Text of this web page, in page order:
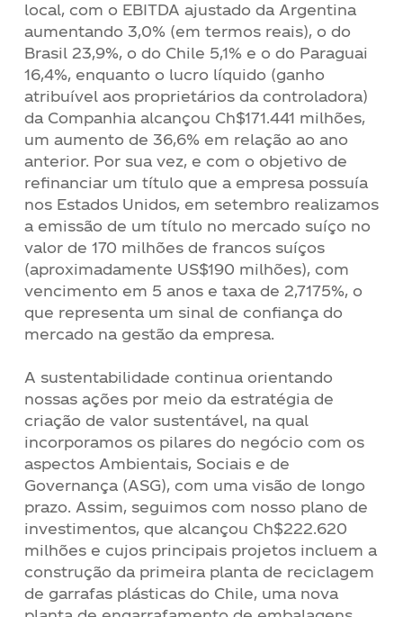
local, com o EBITDA ajustado da Argentina
aumentando 3,0% (em termos reais), o do
Brasil 23,9%, o do Chile 5,1% e o do Paraguai
16,4%, enquanto o lucro líquido (ganho
atribuível aos proprietários da controladora)
da Companhia alcançou Ch$171.441 milhões,
um aumento de 36,6% em relação ao ano
anterior. Por sua vez, e com o objetivo de
refinanciar um título que a empresa possuía
nos Estados Unidos, em setembro realizamos
a emissão de um título no mercado suíço no
valor de 170 milhões de francos suíços
(aproximadamente US$190 milhões), com
vencimento em 5 anos e taxa de 2,7175%, o
que representa um sinal de confiança do
mercado na gestão da empresa.
A sustentabilidade continua orientando
nossas ações por meio da estratégia de
criação de valor sustentável, na qual
incorporamos os pilares do negócio com os
aspectos Ambientais, Sociais e de
Governança (ASG), com uma visão de longo
prazo. Assim, seguimos com nosso plano de
investimentos, que alcançou Ch$222.620
milhões e cujos principais projetos incluem a
construção da primeira planta de reciclagem
de garrafas plásticas do Chile, uma nova